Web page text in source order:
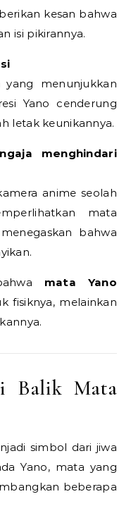
kesan bahwa
isi pikirannya.
menunjukkan
Yano cenderung
letak keunikannya.
menghindari
anime seolah
mata
bahwa
mata Yano
fisiknya, melainkan
Balik Mata
simbol dari jiwa
Yano, mata yang
beberapa